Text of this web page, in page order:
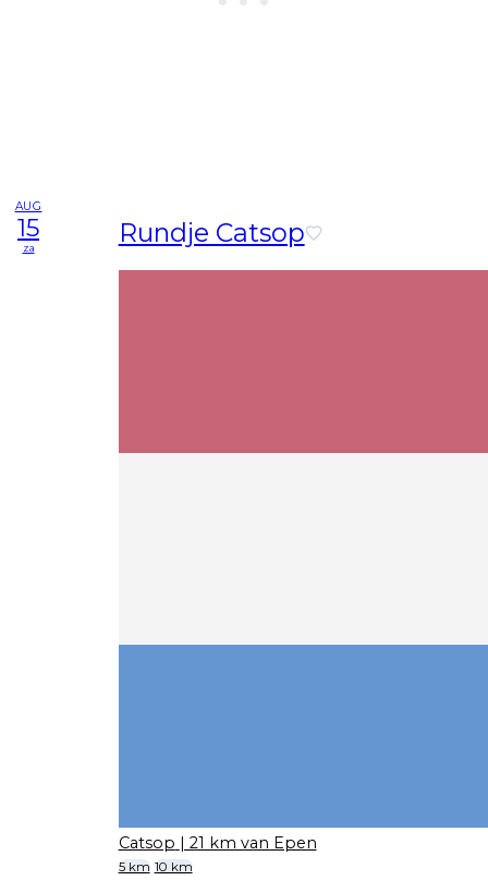
AUG
15
za Rundje Catsop
Catsop | 21 km van Epen
5 km 10 km